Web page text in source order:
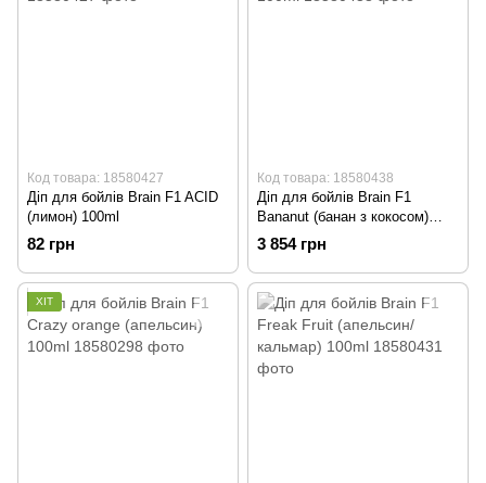
Код товара: 18580427
Діп для бойлів Brain F1 ACID
(лимон) 100ml
82 грн
Код товара: 18580438
Діп для бойлів Brain F1
Bananut (банан з кокосом)
100ml
3 854 грн
ХІТ